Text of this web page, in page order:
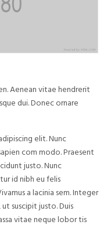
Aenean vitae hendrerit
dui. Donec ornare
elit. Nunc
com modo. Praesent
justo. Nunc
id nibh eu felis
a lacinia sem. Integer
suscipit justo. Duis
vitae neque lobor tis